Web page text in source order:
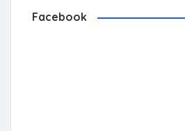
Facebook